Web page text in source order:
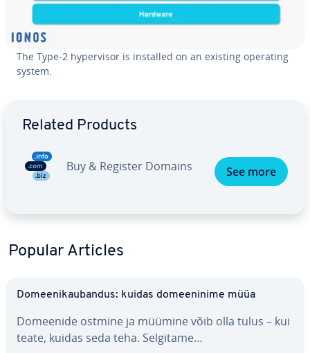
The Type-2 hy­per­vi­sor is installed on an existing operating
system.
Related Products
Buy & Register Domains See more
Popular Articles
Do­mee­ni­kau­ban­dus: kuidas do­mee­ninime müüa
Domeenide ostmine ja müümine võib olla tulus – kui
teate, kuidas seda teha. Selgitame…